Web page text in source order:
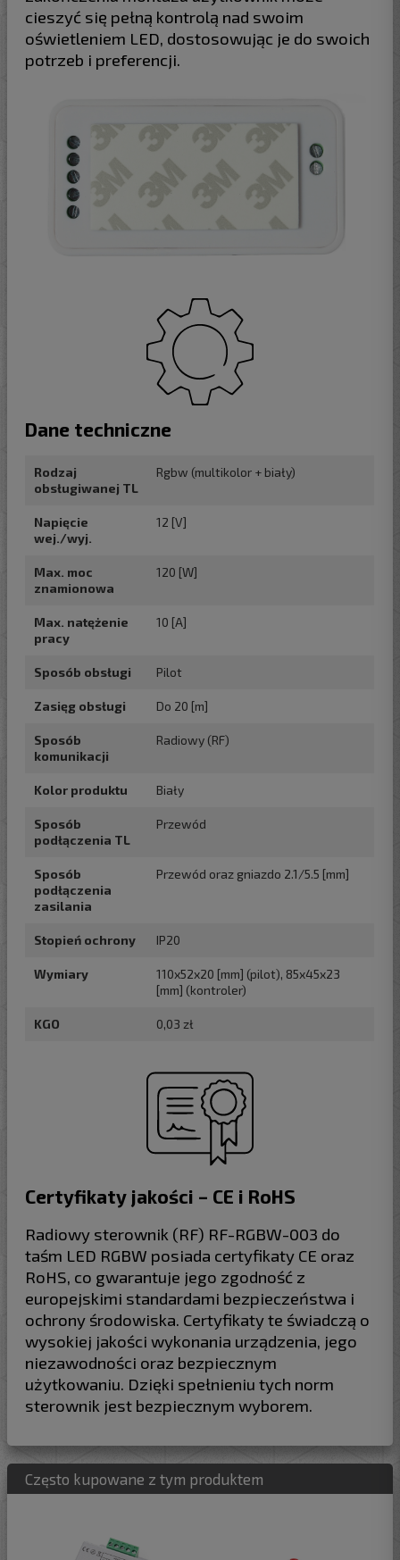
cieszyć się pełną kontrolą nad swoim
oświetleniem LED, dostosowując je do swoich
potrzeb i preferencji.
Dane techniczne
Rodzaj
obsługiwanej TL
Rgbw (multikolor + biały)
Napięcie
wej./wyj.
12 [V]
Max. moc
znamionowa
120 [W]
Max. natężenie
pracy
10 [A]
Sposób obsługi Pilot
Zasięg obsługi Do 20 [m]
Sposób
komunikacji
Radiowy (RF)
Kolor produktu Biały
Sposób
podłączenia TL
Przewód
Sposób
podłączenia
zasilania
Przewód oraz gniazdo 2.1/5.5 [mm]
Stopień ochrony IP20
Wymiary
110x52x20 [mm] (pilot), 85x45x23
[mm] (kontroler)
KGO 0,03 zł
Certyfikaty jakości – CE i RoHS
Radiowy sterownik (RF) RF-RGBW-003 do
taśm LED RGBW posiada certyfikaty CE oraz
RoHS, co gwarantuje jego zgodność z
europejskimi standardami bezpieczeństwa i
ochrony środowiska. Certyfikaty te świadczą o
wysokiej jakości wykonania urządzenia, jego
niezawodności oraz bezpiecznym
użytkowaniu. Dzięki spełnieniu tych norm
sterownik jest bezpiecznym wyborem.
Często kupowane z tym produktem